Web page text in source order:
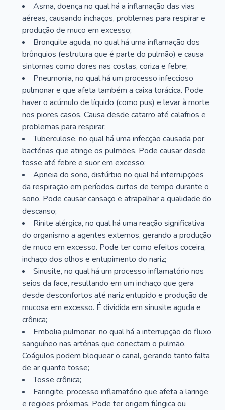
Asma, doença no qual há a inflamação das vias
aéreas, causando inchaços, problemas para respirar e
produção de muco em excesso;
Bronquite aguda, no qual há uma inflamação dos
brônquios (estrutura que é parte do pulmão) e causa
sintomas como dores nas costas, coriza e febre;
Pneumonia, no qual há um processo infeccioso
pulmonar e que afeta também a caixa torácica. Pode
haver o acúmulo de líquido (como pus) e levar à morte
nos piores casos. Causa desde catarro até calafrios e
problemas para respirar;
Tuberculose, no qual há uma infecção causada por
bactérias que atinge os pulmões. Pode causar desde
tosse até febre e suor em excesso;
Apneia do sono, distúrbio no qual há interrupções
da respiração em períodos curtos de tempo durante o
sono. Pode causar cansaço e atrapalhar a qualidade do
descanso;
Rinite alérgica, no qual há uma reação significativa
do organismo a agentes externos, gerando a produção
de muco em excesso. Pode ter como efeitos coceira,
inchaço dos olhos e entupimento do nariz;
Sinusite, no qual há um processo inflamatório nos
seios da face, resultando em um inchaço que gera
desde desconfortos até nariz entupido e produção de
mucosa em excesso. É dividida em sinusite aguda e
crônica;
Embolia pulmonar, no qual há a interrupção do fluxo
sanguíneo nas artérias que conectam o pulmão.
Coágulos podem bloquear o canal, gerando tanto falta
de ar quanto tosse;
Tosse crônica;
Faringite, processo inflamatório que afeta a laringe
e regiões próximas. Pode ter origem fúngica ou